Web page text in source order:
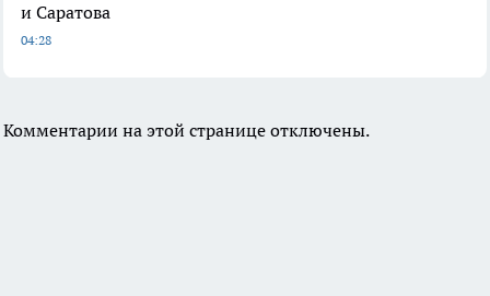
и Саратова
04:28
Комментарии на этой странице отключены.